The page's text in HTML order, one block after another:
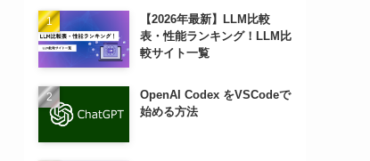
【2026年最新】LLM比較
表・性能ランキング！LLM比
較サイト一覧
OpenAI Codex をVSCodeで
始める方法